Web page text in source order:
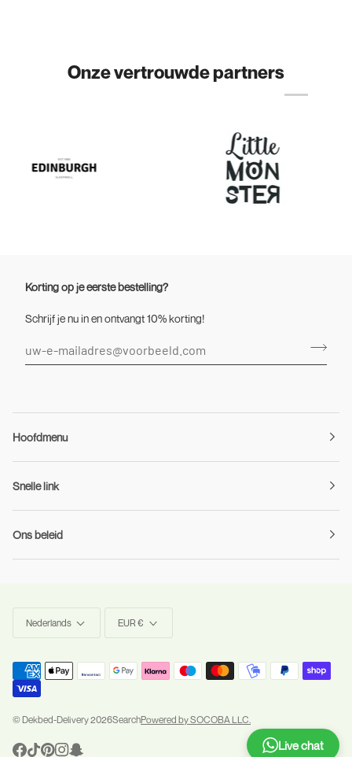
Onze vertrouwde partners
Korting op je eerste bestelling?
Schrijf je nu in en ontvangt 10% korting!
Hoofdmenu
Snelle link
Ons beleid
Nederlands EUR €
©Dekbed-Delivery2026SearchPowered by SOCOBA LLC.
Live chat